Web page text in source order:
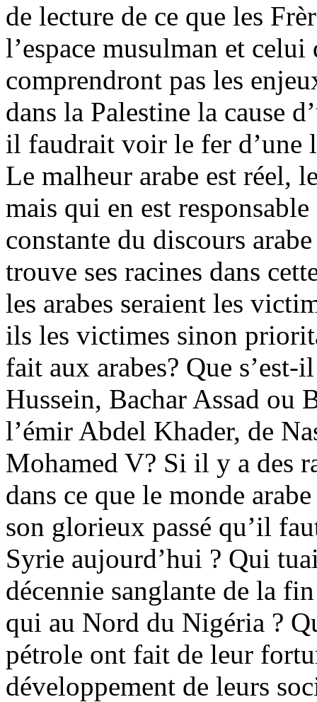
de lecture de ce que les
l’espace musulman et
comprendront pas les
dans la Palestine la cause
il faudrait voir le fer d’une
Le malheur arabe est réel,
mais qui en est
constante du discours
trouve ses racines dans
les arabes seraient les
ils les victimes sinon
fait aux arabes? Que s’est-
Hussein, Bachar Assad ou
l’émir Abdel Khader, de
Mohamed V? Si il y a des
dans ce que le monde
son glorieux passé qu’il
Syrie aujourd’hui ? Qui
décennie sanglante de la
qui au Nord du Nigéria ?
pétrole ont fait de leur
développement de leurs